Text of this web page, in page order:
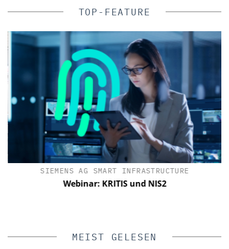
TOP-FEATURE
SIEMENS AG SMART INFRASTRUCTURE
Webinar: KRITIS und NIS2
MEIST GELESEN